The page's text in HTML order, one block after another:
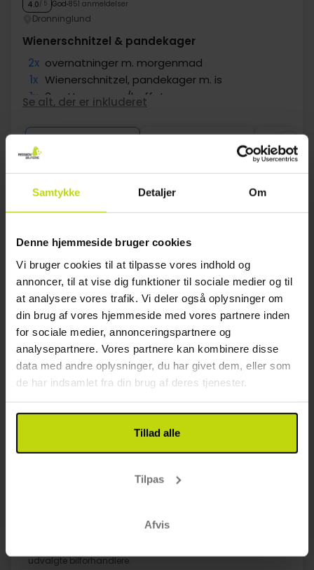
Samtykke Detaljer Om
Denne hjemmeside bruger cookies
Vi bruger cookies til at tilpasse vores indhold og
annoncer, til at vise dig funktioner til sociale medier og til
at analysere vores trafik. Vi deler også oplysninger om
din brug af vores hjemmeside med vores partnere inden
for sociale medier, annonceringspartnere og
analysepartnere. Vores partnere kan kombinere disse
data med andre oplysninger, du har givet dem, eller som
de har indsamlet fra din brug af deres tjenester.
Tillad alle
Tilpas
Afvis
4.0/ 5 God 851 anmeldelser
Dronninglund
Wienerschnitzel & pandekager
2x overnatninger m. morgenmad
1x Wienerschnitzel, pandekager m. is
1x 3-retters menu/buffet
2x Gratis parkering og internet
Se alt, der er inkluderet
1099,-
I alt 2198,-
Okt
FAQ
Findes der ladestationer til elbiler på hoteller i
Ferie med hund i Dronninglund?
De fleste af Risskovs hoteltilbud i Ferie med hund i
Dronninglund inkluderer halvpension, hvilket betyder både
morgenmad og aftensmad. Brug filteret
”Måltidsmuligheder” for at finde hoteller med inkluderede
Ferie med hund i Dronninglund?
De fleste hoteller i Ferie med hund i Dronninglund kan
vegansk mad samt allergier over for gluten, laktose eller
nødder. Informér hotellet på forhånd.
Accepteres kreditkort generelt i Ferie med
hund i Dronninglund?
udvalgte bilforhandlere.